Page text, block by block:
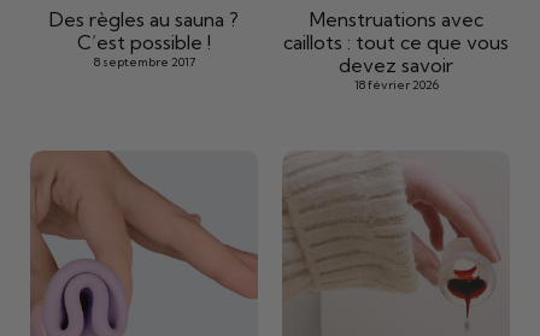
Des règles au sauna ?
C’est possible !
8 septembre 2017
Menstruations avec
caillots : tout ce que vous
devez savoir
18 février 2026